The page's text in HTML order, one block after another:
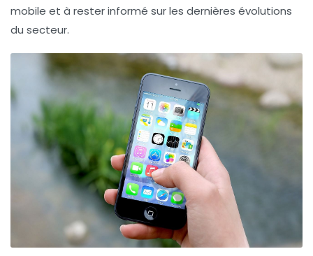
mobile et à rester informé sur les dernières évolutions
du secteur.